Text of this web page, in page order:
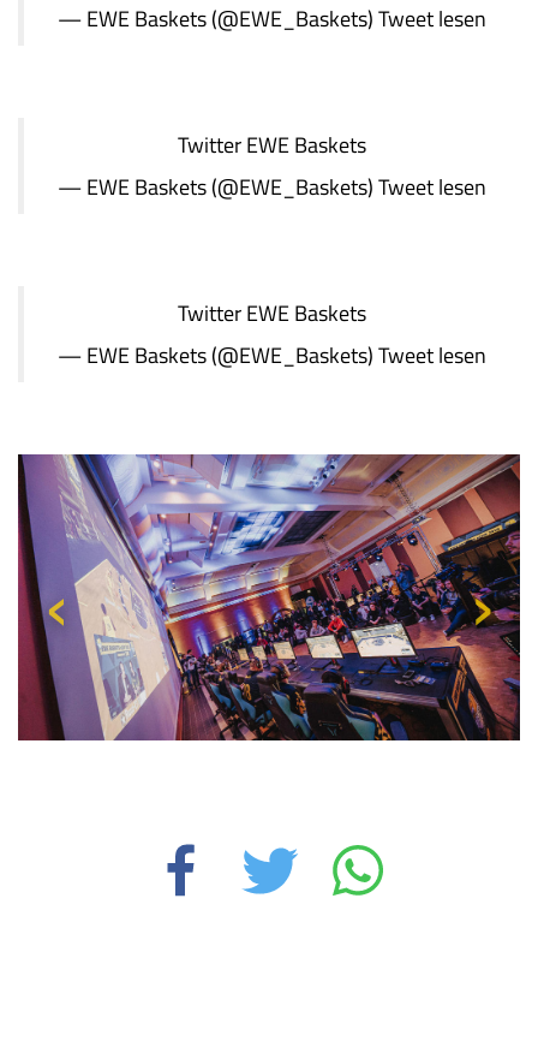
— EWE Baskets (@EWE_Baskets)Tweet lesen
TwitterEWE Baskets
— EWE Baskets (@EWE_Baskets)Tweet lesen
TwitterEWE Baskets
— EWE Baskets (@EWE_Baskets)Tweet lesen